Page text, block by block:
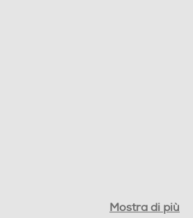
Mostra di più